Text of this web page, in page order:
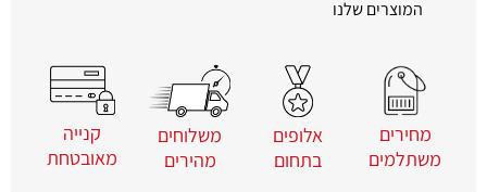
המוצרים שלנו
מחירים
משתלמים
אלופים
בתחום
משלוחים
מהירים
קנייה
מאובטחת